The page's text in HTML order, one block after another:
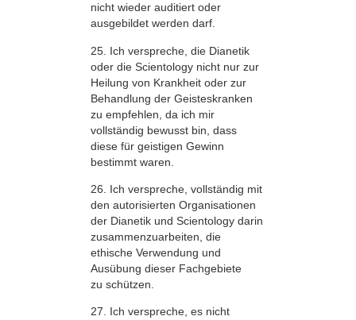
nicht wieder auditiert oder
ausgebildet werden darf.
25. Ich verspreche, die Dianetik
oder die Scientology nicht nur zur
Heilung von Krankheit oder zur
Behandlung der Geisteskranken
zu empfehlen, da ich mir
vollständig bewusst bin, dass
diese für geistigen Gewinn
bestimmt waren.
26. Ich verspreche, vollständig mit
den autorisierten Organisationen
der Dianetik und Scientology darin
zusammenzuarbeiten, die
ethische Verwendung und
Ausübung dieser Fachgebiete
zu schützen.
27. Ich verspreche, es nicht